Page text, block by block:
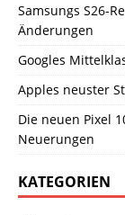
Samsungs S26-
Änderungen
Googles
Apples neuster
Die neuen Pixel
Neuerungen
KATEGORIEN